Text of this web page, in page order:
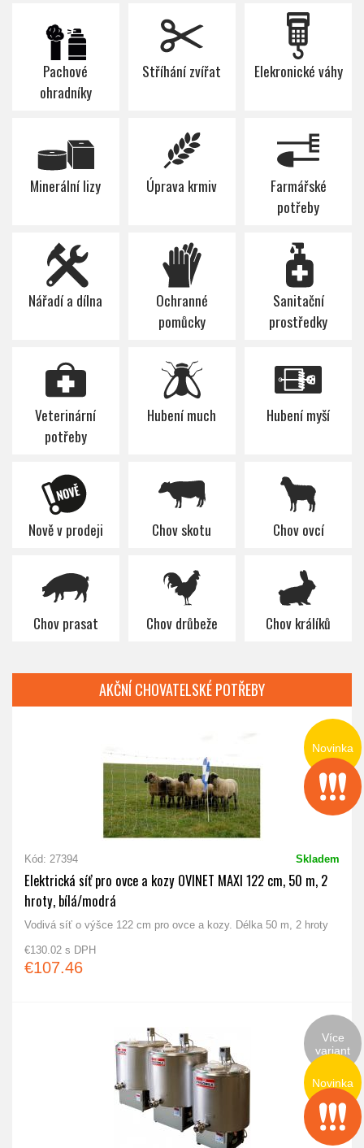
Pachové
ohradníky
Stříhání zvířat Elekronické váhy
Minerální lizy Úprava krmiv
Farmářské
potřeby
Nářadí a dílna
Ochranné
pomůcky
Sanitační
prostředky
Veterinární
potřeby
Hubení much Hubení myší
Nově v prodeji Chov skotu Chov ovcí
Chov prasat Chov drůbeže Chov králíků
AKČNÍ CHOVATELSKÉ POTŘEBY
Kód: 27394 Skladem
Elektrická síť pro ovce a kozy OVINET MAXI 122 cm, 50 m, 2
hroty, bílá/modrá
Vodivá síť o výšce 122 cm pro ovce a kozy. Délka 50 m, 2 hroty
€130.02 s DPH
€107.46
Novinka
Více
variant
Novinka